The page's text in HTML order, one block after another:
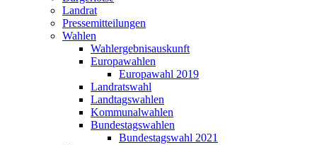
Landrat
Pressemitteilungen
Wahlen
Wahlergebnisauskunft
Europawahlen
Europawahl 2019
Landratswahl
Landtagswahlen
Kommunalwahlen
Bundestagswahlen
Bundestagswahl 2021